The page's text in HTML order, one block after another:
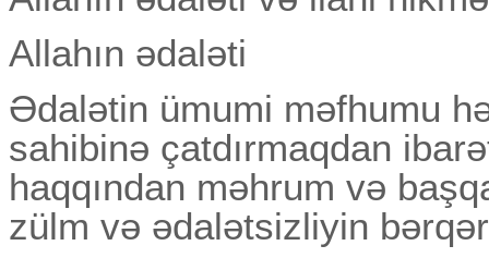
Allahın ədaləti
Ədalətin ümumi məfhumu
sahibinə çatdırmaqdan
haqqından məhrum və
zülm və ədalətsizliyin